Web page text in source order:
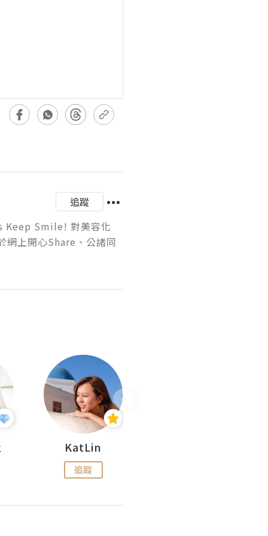
追蹤
Keep Smile! 對美容化
網上開心Share、公諸同
KatLin
追蹤